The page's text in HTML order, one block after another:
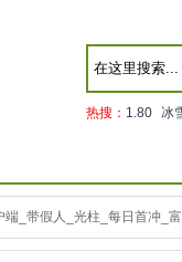
热搜： 1.80 冰
_带假人_光柱_每日首冲_